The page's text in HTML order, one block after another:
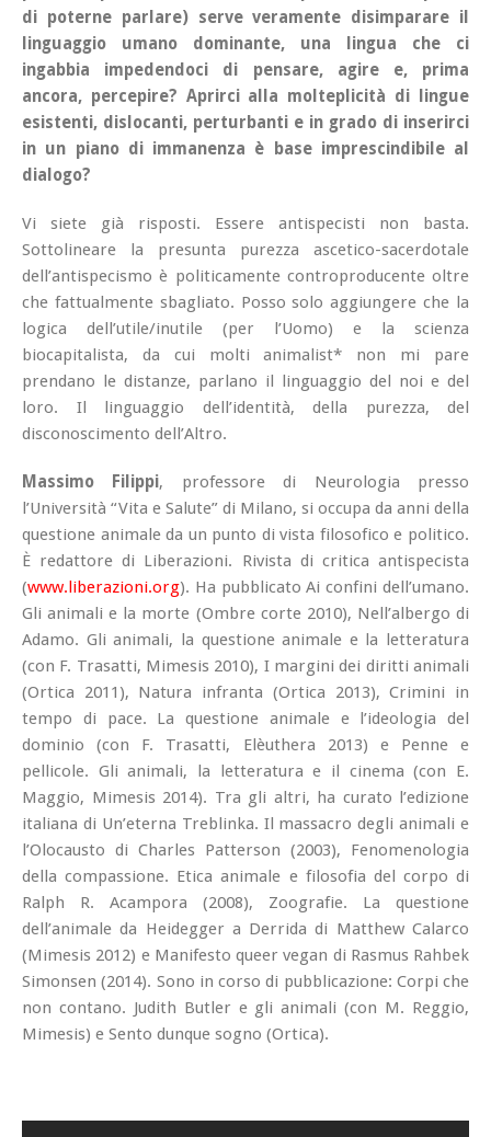
di poterne parlare) serve veramente disimparare il
linguaggio umano dominante, una lingua che ci
ingabbia impedendoci di pensare, agire e, prima
ancora, percepire? Aprirci alla molteplicità di lingue
esistenti, dislocanti, perturbanti e in grado di inserirci
in un piano di immanenza è base imprescindibile al
dialogo?
Vi siete già risposti. Essere antispecisti non basta.
Sottolineare la presunta purezza ascetico-sacerdotale
dell’antispecismo è politicamente controproducente oltre
che fattualmente sbagliato. Posso solo aggiungere che la
logica dell’utile/inutile (per l’Uomo) e la scienza
biocapitalista, da cui molti animalist* non mi pare
prendano le distanze, parlano il linguaggio del noi e del
loro. Il linguaggio dell’identità, della purezza, del
disconoscimento dell’Altro.
Massimo Filippi, professore di Neurologia presso
l’Università “Vita e Salute” di Milano, si occupa da anni della
questione animale da un punto di vista filosofico e politico.
È redattore di Liberazioni. Rivista di critica antispecista
(www.liberazioni.org). Ha pubblicatoAi confini dell’umano.
Gli animali e la morte (Ombre corte 2010), Nell’albergo di
Adamo. Gli animali, la questione animale e la letteratura
(con F. Trasatti, Mimesis 2010), I margini dei diritti animali
(Ortica 2011), Natura infranta (Ortica 2013),Crimini in
tempo di pace. La questione animale e l’ideologia del
dominio (con F. Trasatti, Elèuthera 2013) e Penne e
pellicole. Gli animali, la letteratura e il cinema(con E.
Maggio, Mimesis 2014). Tra gli altri, ha curato l’edizione
italiana di Un’eterna Treblinka. Il massacro degli animali e
l’Olocausto di Charles Patterson (2003), Fenomenologia
della compassione. Etica animale e filosofia del corpo di
Ralph R. Acampora (2008), Zoografie. La questione
dell’animale da Heidegger a Derrida di Matthew Calarco
(Mimesis 2012) e Manifesto queer vegan di Rasmus Rahbek
Simonsen (2014). Sono in corso di pubblicazione: Corpi che
non contano. Judith Butler e gli animali(con M. Reggio,
Mimesis) e Sento dunque sogno (Ortica).